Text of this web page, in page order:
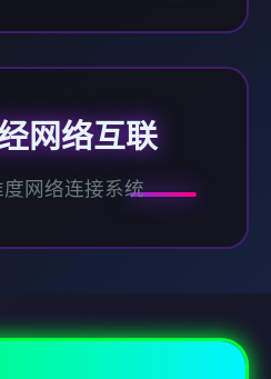
网络互联
度网络连接系统